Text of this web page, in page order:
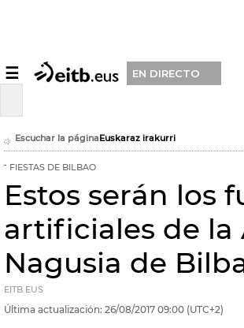
☰ EN DIRECTO
Escuchar la páginaEuskaraz irakurri
FIESTAS DE BILBAO
Estos serán los
artificiales de la
Nagusia de
EITB.EUS
Última actualización: 26/08/2017 09:00 (UTC+2)